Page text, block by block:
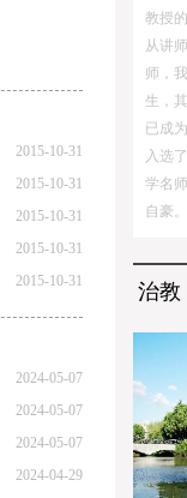
2015-10-31
2015-10-31
2015-10-31
2015-10-31
2015-10-31
2024-05-07
2024-05-07
2024-05-07
2024-04-29
教授
从讲
师，
生，
已成
入选
学名
自豪。
治教